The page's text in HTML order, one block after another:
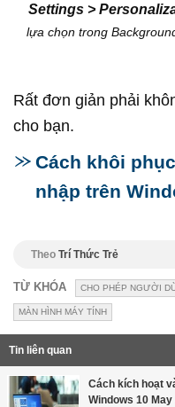
Settings >
lựa chọn trong
Rất đơn giản phải
cho bạn.
Cách khôi
nhập trên
Theo Trí Thức Trẻ
TỪ KHÓA CHO PHÉP NGƯỜI
MÀN HÌNH MÁY TÍNH
Tin liên quan
Cách kích hoạt
Windows 10 May